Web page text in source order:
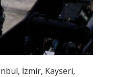
İzmir, Kayseri,